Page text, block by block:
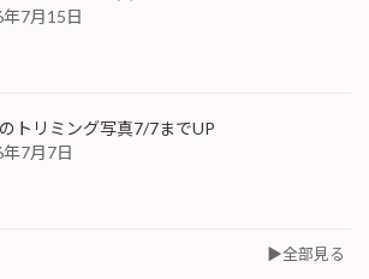
7月15日
トリミング写真7/7までUP
7月7日
▶︎全部見る